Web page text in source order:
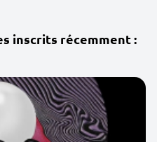
inscrits récemment :